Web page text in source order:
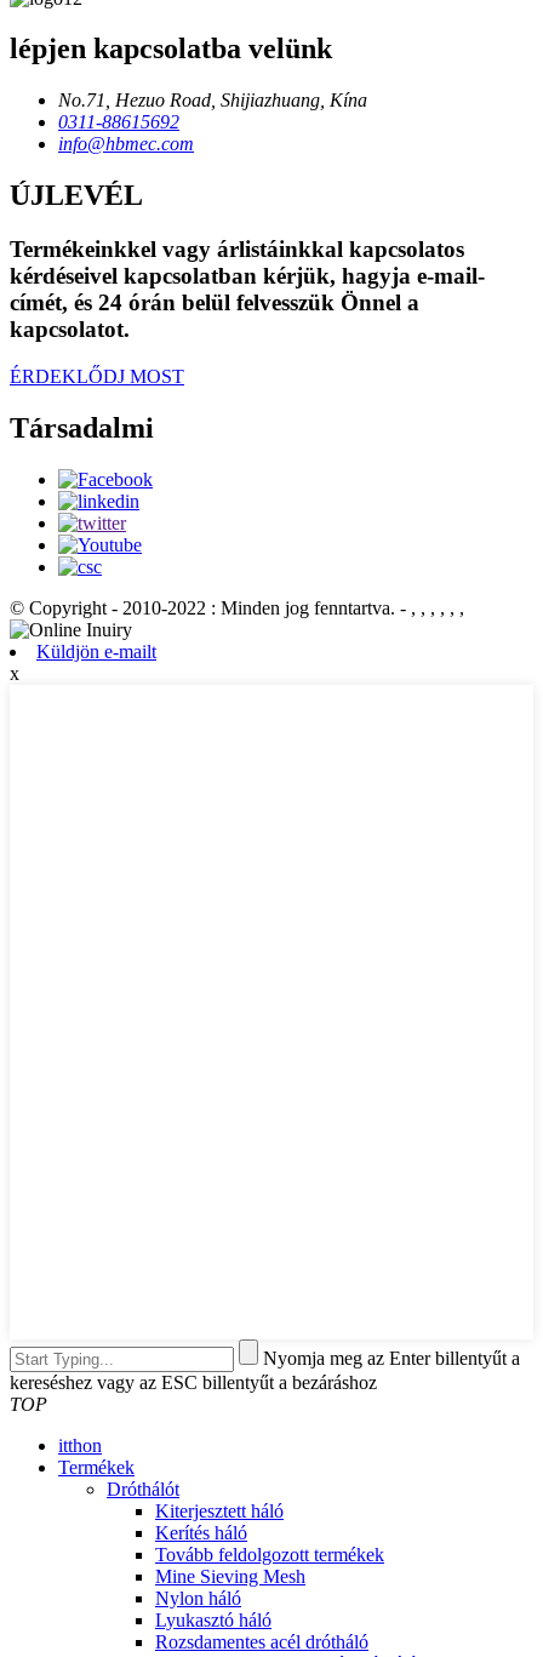
lépjen kapcsolatba velünk
No.71, Hezuo Road, Shijiazhuang, Kína
0311-88615692
info@hbmec.com
ÚJLEVÉL
Termékeinkkel vagy árlistáinkkal kapcsolatos
kérdéseivel kapcsolatban kérjük, hagyja e-mail-
címét, és 24 órán belül felvesszük Önnel a
kapcsolatot.
ÉRDEKLŐDJ MOST
Társadalmi
© Copyright - 2010-2022 : Minden jog fenntartva. - , , , , , ,
Küldjön e-mailt
x
Nyomja meg az Enter billentyűt a
kereséshez vagy az ESC billentyűt a bezáráshoz
TOP
itthon
Termékek
Dróthálót
Kiterjesztett háló
Kerítés háló
Tovább feldolgozott termékek
Mine Sieving Mesh
Nylon háló
Lyukasztó háló
Rozsdamentes acél drótháló